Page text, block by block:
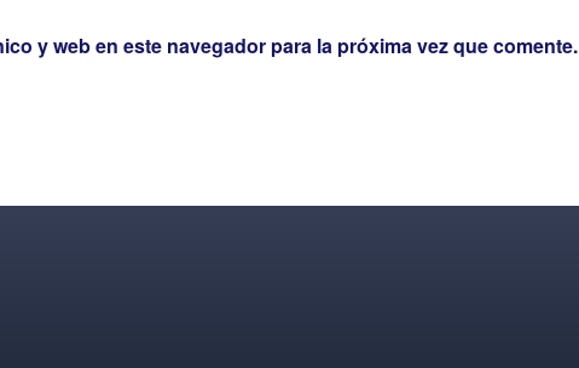
y web en este navegador para la próxima vez que comente.